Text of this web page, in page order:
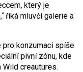
který je
říká mluvčí galerie a
pro konzumaci spíše
pivní zónu, kde
creautures.